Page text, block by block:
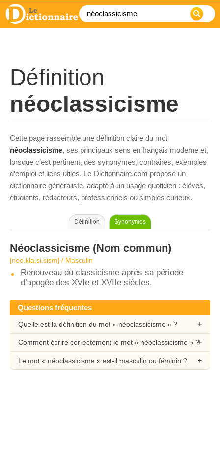
Définition
néoclassicisme
Cette page rassemble une définition claire du mot
néoclassicisme, ses principaux sens en français moderne et,
lorsque c’est pertinent, des synonymes, contraires, exemples
d’emploi et liens utiles. Le-Dictionnaire.com propose un
dictionnaire généraliste, adapté à un usage quotidien : élèves,
étudiants, rédacteurs, professionnels ou simples curieux.
Définition Synonymes
Néoclassicisme (Nom commun)
[neo.kla.si.sism] / Masculin
Renouveau du classicisme après sa période
d’apogée des XVIe et XVIIe siècles.
Questions fréquentes
Quelle est la définition du mot « néoclassicisme » ?
Comment écrire correctement le mot « néoclassicisme » ?
Le mot « néoclassicisme » est-il masculin ou féminin ?